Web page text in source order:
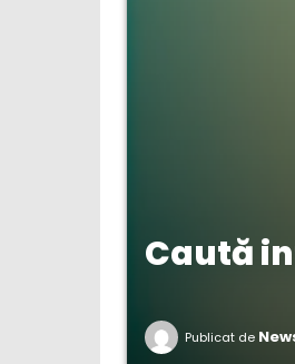
Caută
Publicat de